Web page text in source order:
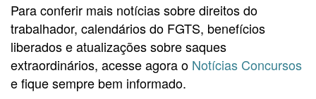
Para conferir mais notícias sobre direitos do
trabalhador, calendários do FGTS, benefícios
liberados e atualizações sobre saques
extraordinários, acesse agora o Notícias Concursos
e fique sempre bem informado.